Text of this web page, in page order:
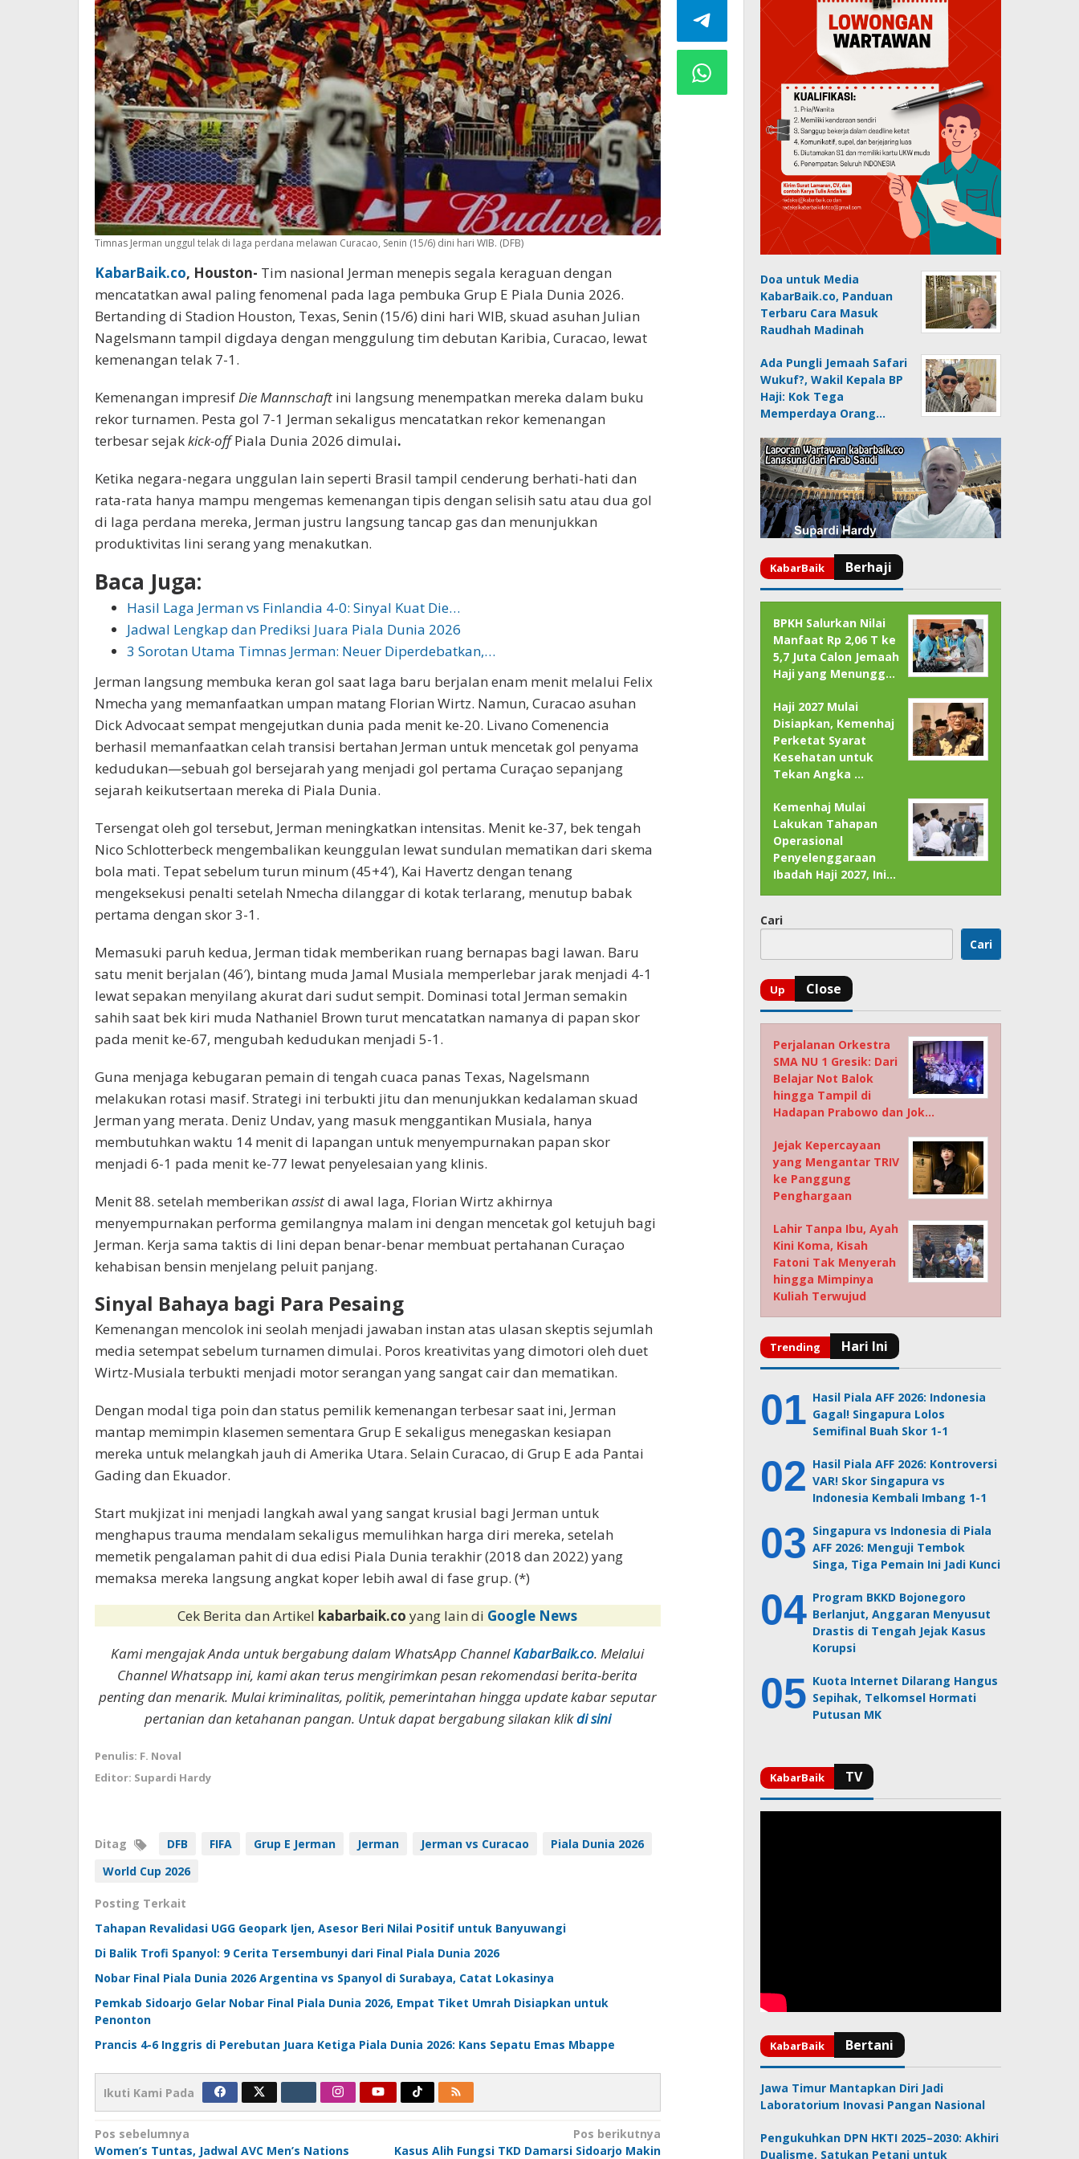
Timnas Jerman unggul telak di laga perdana melawan Curacao, Senin (15/6) dini hari WIB. (DFB)
KabarBaik.co, Houston- Tim nasional Jerman menepis segala keraguan dengan
mencatatkan awal paling fenomenal pada laga pembuka Grup E Piala Dunia 2026.
Bertanding di Stadion Houston, Texas, Senin (15/6) dini hari WIB, skuad asuhan Julian
Nagelsmann tampil digdaya dengan menggulung tim debutan Karibia, Curacao, lewat
kemenangan telak 7-1.
Kemenangan impresifDie Mannschaft ini langsung menempatkan mereka dalam buku
rekor turnamen. Pesta gol 7-1 Jerman sekaligus mencatatkan rekor kemenangan
terbesar sejakkick-offPiala Dunia 2026 dimulai.
Ketika negara-negara unggulan lain seperti Brasil tampil cenderung berhati-hati dan
rata-rata hanya mampu mengemas kemenangan tipis dengan selisih satu atau dua gol
di laga perdana mereka, Jerman justru langsung tancap gas dan menunjukkan
produktivitas lini serang yang menakutkan.
Baca Juga:
Hasil Laga Jerman vs Finlandia 4-0: Sinyal Kuat Die…
Jadwal Lengkap dan Prediksi Juara Piala Dunia 2026
3 Sorotan Utama Timnas Jerman: Neuer Diperdebatkan,…
Jerman langsung membuka keran gol saat laga baru berjalan enam menit melalui Felix
Nmecha yang memanfaatkan umpan matang Florian Wirtz. Namun, Curacao asuhan
Dick Advocaat sempat mengejutkan dunia pada menit ke-20. Livano Comenencia
berhasil memanfaatkan celah transisi bertahan Jerman untuk mencetak gol penyama
kedudukan—sebuah gol bersejarah yang menjadi gol pertama Curaçao sepanjang
sejarah keikutsertaan mereka di Piala Dunia.
Tersengat oleh gol tersebut, Jerman meningkatkan intensitas. Menit ke-37, bek tengah
Nico Schlotterbeck mengembalikan keunggulan lewat sundulan mematikan dari skema
bola mati. Tepat sebelum turun minum (45+4′), Kai Havertz dengan tenang
mengeksekusi penalti setelah Nmecha dilanggar di kotak terlarang, menutup babak
pertama dengan skor 3-1.
Memasuki paruh kedua, Jerman tidak memberikan ruang bernapas bagi lawan. Baru
satu menit berjalan (46′), bintang muda Jamal Musiala memperlebar jarak menjadi 4-1
lewat sepakan menyilang akurat dari sudut sempit. Dominasi total Jerman semakin
sahih saat bek kiri muda Nathaniel Brown turut mencatatkan namanya di papan skor
pada menit ke-67, mengubah kedudukan menjadi 5-1.
Guna menjaga kebugaran pemain di tengah cuaca panas Texas, Nagelsmann
melakukan rotasi masif. Strategi ini terbukti jitu dan menunjukkan kedalaman skuad
Jerman yang merata. Deniz Undav, yang masuk menggantikan Musiala, hanya
membutuhkan waktu 14 menit di lapangan untuk menyempurnakan papan skor
menjadi 6-1 pada menit ke-77 lewat penyelesaian yang klinis.
Menit 88. setelah memberikan assistdi awal laga, Florian Wirtz akhirnya
menyempurnakan performa gemilangnya malam ini dengan mencetak gol ketujuh bagi
Jerman. Kerja sama taktis di lini depan benar-benar membuat pertahanan Curaçao
kehabisan bensin menjelang peluit panjang.
Sinyal Bahaya bagi Para Pesaing
Kemenangan mencolok ini seolah menjadi jawaban instan atas ulasan skeptis sejumlah
media setempat sebelum turnamen dimulai. Poros kreativitas yang dimotori oleh duet
Wirtz-Musiala terbukti menjadi motor serangan yang sangat cair dan mematikan.
Dengan modal tiga poin dan status pemilik kemenangan terbesar saat ini, Jerman
mantap memimpin klasemen sementara Grup E sekaligus menegaskan kesiapan
mereka untuk melangkah jauh di Amerika Utara. Selain Curacao, di Grup E ada Pantai
Gading dan Ekuador.
Start mukjizat ini menjadi langkah awal yang sangat krusial bagi Jerman untuk
menghapus trauma mendalam sekaligus memulihkan harga diri mereka, setelah
memetik pengalaman pahit di dua edisi Piala Dunia terakhir (2018 dan 2022) yang
memaksa mereka langsung angkat koper lebih awal di fase grup. (*)
Cek Berita dan Artikel kabarbaik.coyang lain di Google News
Kami mengajak Anda untuk bergabung dalam WhatsApp ChannelKabarBaik.co. Melalui
Channel Whatsapp ini, kami akan terus mengirimkan pesan rekomendasi berita-berita
penting dan menarik. Mulai kriminalitas, politik, pemerintahan hingga update kabar seputar
pertanian dan ketahanan pangan. Untuk dapat bergabung silakan klikdi sini
Penulis: F. Noval
Editor: Supardi Hardy
Ditag DFB FIFA Grup E Jerman Jerman Jerman vs Curacao
Piala Dunia 2026
World Cup 2026
Posting Terkait
Tahapan Revalidasi UGG Geopark Ijen, Asesor Beri Nilai Positif untuk Banyuwangi
Di Balik Trofi Spanyol: 9 Cerita Tersembunyi dari Final Piala Dunia 2026
Nobar Final Piala Dunia 2026 Argentina vs Spanyol di Surabaya, Catat Lokasinya
Pemkab Sidoarjo Gelar Nobar Final Piala Dunia 2026, Empat Tiket Umrah Disiapkan untuk
Penonton
Prancis 4-6 Inggris di Perebutan Juara Ketiga Piala Dunia 2026: Kans Sepatu Emas Mbappe
Ikuti Kami Pada
Navigasi
Pos sebelumnya
Women’s Tuntas, Jadwal AVC Men’s Nations
Pos berikutnya
Kasus Alih Fungsi TKD Damarsi Sidoarjo Makin
Doa untuk Media
KabarBaik.co, Panduan
Terbaru Cara Masuk
Raudhah Madinah
Ada Pungli Jemaah Safari
Wukuf?, Wakil Kepala BP
Haji: Kok Tega
Memperdaya Orang…
BPKH Salurkan Nilai
Manfaat Rp 2,06 T ke
5,7 Juta Calon Jemaah
Haji yang Menungg…
Haji 2027 Mulai
Disiapkan, Kemenhaj
Perketat Syarat
Kesehatan untuk
Tekan Angka …
Kemenhaj Mulai
Lakukan Tahapan
Operasional
Penyelenggaraan
Ibadah Haji 2027, Ini…
Cari
Cari
Perjalanan Orkestra
SMA NU 1 Gresik: Dari
Belajar Not Balok
hingga Tampil di
Hadapan Prabowo dan Jok…
Jejak Kepercayaan
yang Mengantar TRIV
ke Panggung
Penghargaan
Lahir Tanpa Ibu, Ayah
Kini Koma, Kisah
Fatoni Tak Menyerah
hingga Mimpinya
Kuliah Terwujud
Hasil Piala AFF 2026: Indonesia
Gagal! Singapura Lolos
Semifinal Buah Skor 1-1
Hasil Piala AFF 2026: Kontroversi
VAR! Skor Singapura vs
Indonesia Kembali Imbang 1-1
Singapura vs Indonesia di Piala
AFF 2026: Menguji Tembok
Singa, Tiga Pemain Ini Jadi Kunci
Program BKKD Bojonegoro
Berlanjut, Anggaran Menyusut
Drastis di Tengah Jejak Kasus
Korupsi
Kuota Internet Dilarang Hangus
Sepihak, Telkomsel Hormati
Putusan MK
Jawa Timur Mantapkan Diri Jadi
Laboratorium Inovasi Pangan Nasional
Pengukuhkan DPN HKTI 2025–2030: Akhiri
Dualisme, Satukan Petani untuk